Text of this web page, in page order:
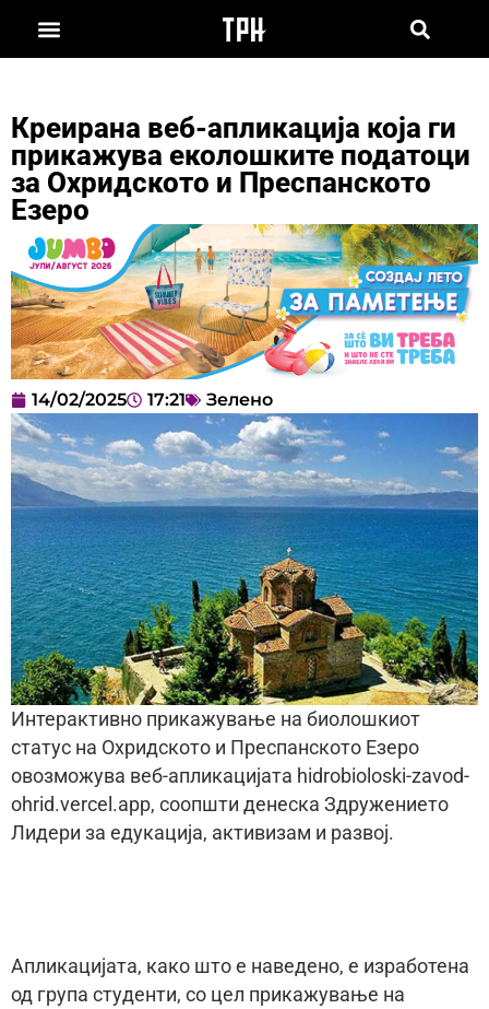
Креирана веб-апликација која ги
прикажува еколошките податоци
за Охридското и Преспанското
Езеро
14/02/2025 17:21 Зелено
Интерактивно прикажување на биолошкиот
статус на Охридското и Преспанското Езеро
овозможува веб-апликацијата hidrobioloski-zavod-
ohrid.vercel.app, соопшти денеска Здружението
Лидери за едукација, активизам и развој.
Апликацијата, како што е наведено, е изработена
од група студенти, со цел прикажување на